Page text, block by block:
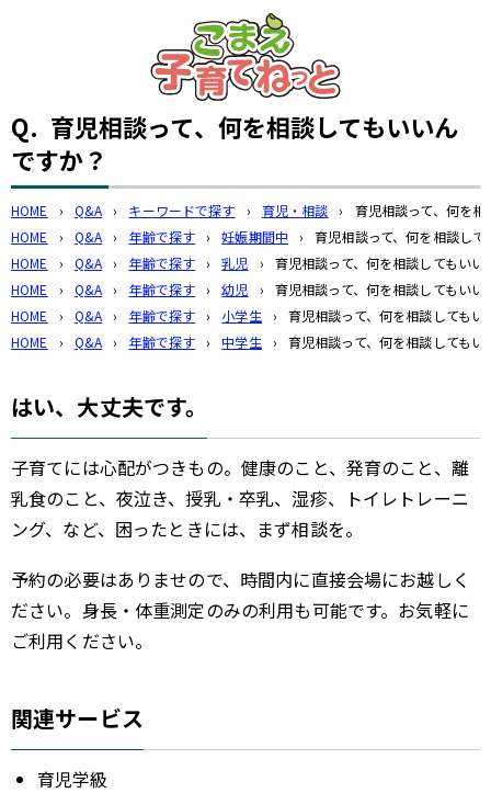
このページの本文へ
Q. 育児相談って、何を相談してもいいん
ですか？
HOME › Q&A › キーワードで探す › 育児・相談 ›
育児相談って、何を
HOME
› Q&A › 年齢で探す › 妊娠期間中 ›
育児相談って、何を相談して
HOME
› Q&A › 年齢で探す › 乳児 ›
育児相談って、何を相談してもいい
HOME
› Q&A › 年齢で探す › 幼児 ›
育児相談って、何を相談してもいい
HOME
› Q&A › 年齢で探す › 小学生 ›
育児相談って、何を相談してもい
HOME
› Q&A › 年齢で探す › 中学生 › 育児相談って、何を相談してもい
はい、大丈夫です。
子育てには心配がつきもの。健康のこと、発育のこと、離
乳食のこと、夜泣き、授乳・卒乳、湿疹、トイレトレーニ
ング、など、困ったときには、まず相談を。
予約の必要はありませので、時間内に直接会場にお越しく
ださい。身長・体重測定のみの利用も可能です。お気軽に
ご利用ください。
関連サービス
育児学級